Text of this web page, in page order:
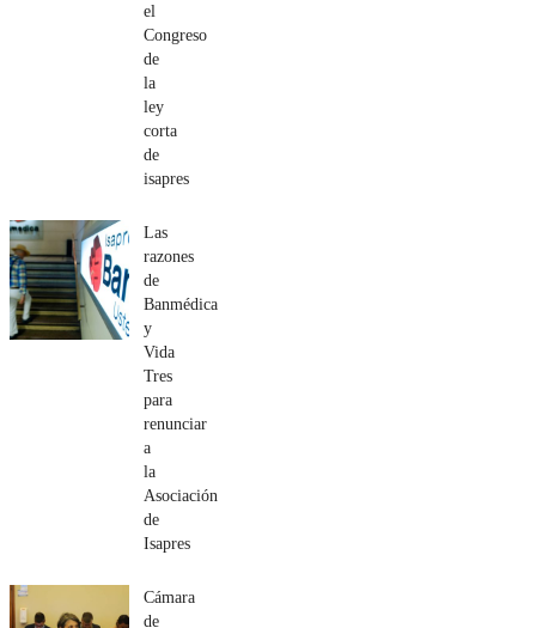
el
Congreso
de
la
ley
corta
de
isapres
Las
razones
de
Banmédica
y
Vida
Tres
para
renunciar
a
la
Asociación
de
Isapres
Cámara
de